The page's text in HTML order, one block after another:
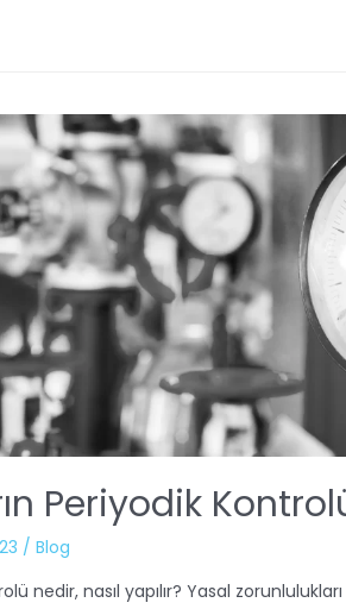
Periyodik
/ Blog
nedir, nasıl yapılır? Yasal